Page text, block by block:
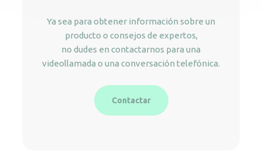
Ya sea para obtener información sobre un
producto o consejos de expertos,
no dudes en contactarnos para una
videollamada o una conversación telefónica.
Contactar